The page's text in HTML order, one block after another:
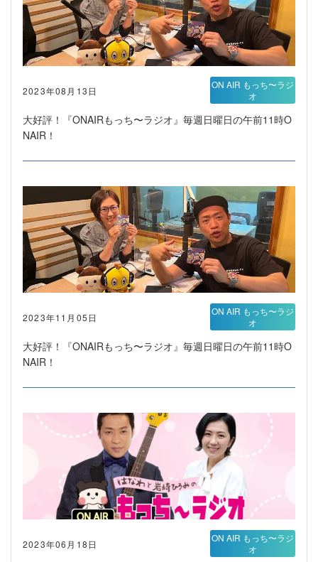
2023年08月13日
大好評！『ONAIRもっち〜ラジオ』毎週日曜日の午前11時O
NAIR！
ON AIR もっち〜ラジ
オ
2023年11月05日
大好評！『ONAIRもっち〜ラジオ』毎週日曜日の午前11時O
NAIR！
ON AIR もっち〜ラジ
オ
2023年06月18日
ON AIR もっち〜ラジ
オ